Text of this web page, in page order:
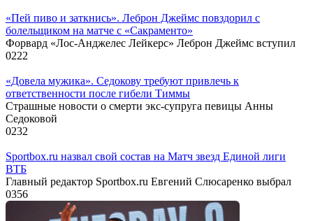
«Пей пиво и заткнись». Леброн Джеймс повздорил с
болельщиком на матче с «Сакраменто»
Форвард «Лос‑Анджелес Лейкерс» Леброн Джеймс вступил
0222
«Довела мужика». Седокову требуют привлечь к
ответственности после гибели Тиммы
Страшные новости о смерти экс-супруга певицы Анны
Седоковой
0232
Sportbox.ru назвал свой состав на Матч звезд Единой лиги
ВТБ
Главный редактор Sportbox.ru Евгений Слюсаренко выбрал
0356